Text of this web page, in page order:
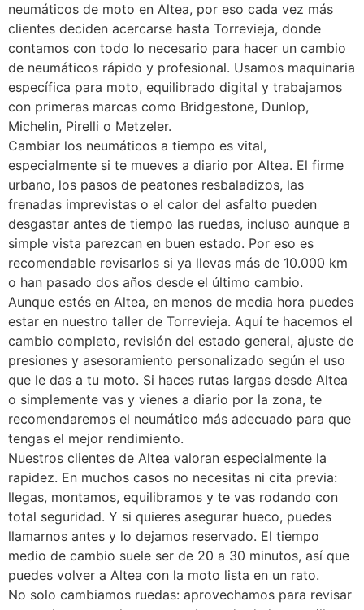
neumáticos de moto en Altea, por eso cada vez más
clientes deciden acercarse hasta Torrevieja, donde
contamos con todo lo necesario para hacer un cambio
de neumáticos rápido y profesional. Usamos maquinaria
específica para moto, equilibrado digital y trabajamos
con primeras marcas como Bridgestone, Dunlop,
Michelin, Pirelli o Metzeler.
Cambiar los neumáticos a tiempo es vital,
especialmente si te mueves a diario por Altea. El firme
urbano, los pasos de peatones resbaladizos, las
frenadas imprevistas o el calor del asfalto pueden
desgastar antes de tiempo las ruedas, incluso aunque a
simple vista parezcan en buen estado. Por eso es
recomendable revisarlos si ya llevas más de 10.000 km
o han pasado dos años desde el último cambio.
Aunque estés en Altea, en menos de media hora puedes
estar en nuestro taller de Torrevieja. Aquí te hacemos el
cambio completo, revisión del estado general, ajuste de
presiones y asesoramiento personalizado según el uso
que le das a tu moto. Si haces rutas largas desde Altea
o simplemente vas y vienes a diario por la zona, te
recomendaremos el neumático más adecuado para que
tengas el mejor rendimiento.
Nuestros clientes de Altea valoran especialmente la
rapidez. En muchos casos no necesitas ni cita previa:
llegas, montamos, equilibramos y te vas rodando con
total seguridad. Y si quieres asegurar hueco, puedes
llamarnos antes y lo dejamos reservado. El tiempo
medio de cambio suele ser de 20 a 30 minutos, así que
puedes volver a Altea con la moto lista en un rato.
No solo cambiamos ruedas: aprovechamos para revisar